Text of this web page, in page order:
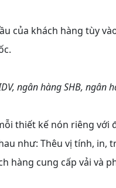
của khách hàng tùy
ngân hàng SHB, ngân
thiết kế nón riêng với
như: Thêu vị tính, in,
hàng cung cấp vải và